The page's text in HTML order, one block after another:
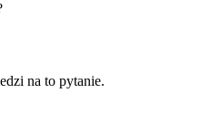
na to pytanie.